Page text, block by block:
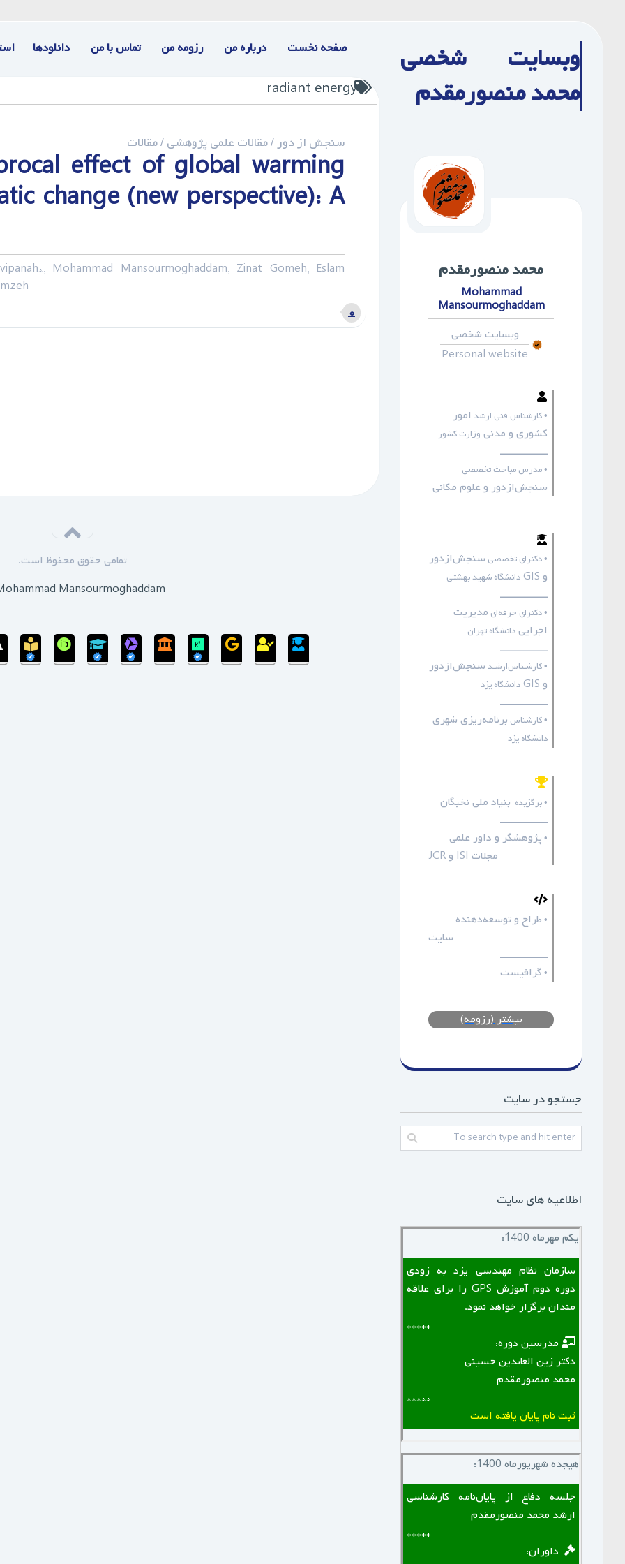
وبسایت شخصی
محمد منصورمقدم
محمد ‌منصورمقدم
Mohammad
Mansourmoghaddam
وبسایت شخصی
Personal website
• کارشناس فنی ارشد امور
کشوری و مدنی وزارت کشور
ـــــــــــــــــ
• مدرس مباحث تخصصی
سنجش‌ازدور و علوم مکانی
• دکترای تخصصی سنجش‌ازدور
و GIS
دانشگاه شهید بهشتی
ـــــــــــــــــ
• دکترای حرفه‌ای مدیریت
اجرایی دانشگاه تهران
ـــــــــــــــــ
• کارشـناس‌ارشـد سنجش‌ازدور
و GIS
دانشگاه یزد
ـــــــــــــــــ
• کارشناس برنامه‌ریزی شهری
دانشگاه یزد
• برگزیده بنیاد ملی نخبگان
ـــــــــــــــــ
• پژوهشگر و داور علمی
مجلات ISI وJCR
• طراح و توسعه‌دهنده
سایت
ـــــــــــــــــ
• گرافیست
بیشتر (رزومه)
جستجو در سایت
اطلاعیه های سایت
یکم مهرماه 1400:
سازمان نظام مهندسی یزد به زودی
دوره دوم آموزش GPS را برای علاقه
مندان برگزار خواهد نمود.
*****
‌ ‌ مدرسین دوره:
دکتر زین العابدین حسینی
محمد منصورمقدم
*****
ثبت نام پایان یافته است
هیجده شهریورماه 1400:
جلسه دفاع از پایان‌نامه کارشناسی
ارشد محمد منصورمقدم
*****
‌ ‌ داوران:
صفحه نخست درباره من رزومه من تماس با من دانلودها
radiant energy
سنجش از دور/مقالات علمی پژوهشی/مقالات
effect of global warming
change (new perspective): A
Mohammad Mansourmoghaddam, Zinat Gomeh, Eslam
۰
تمامی حقوق محفوظ است.
Mansourmoghaddam